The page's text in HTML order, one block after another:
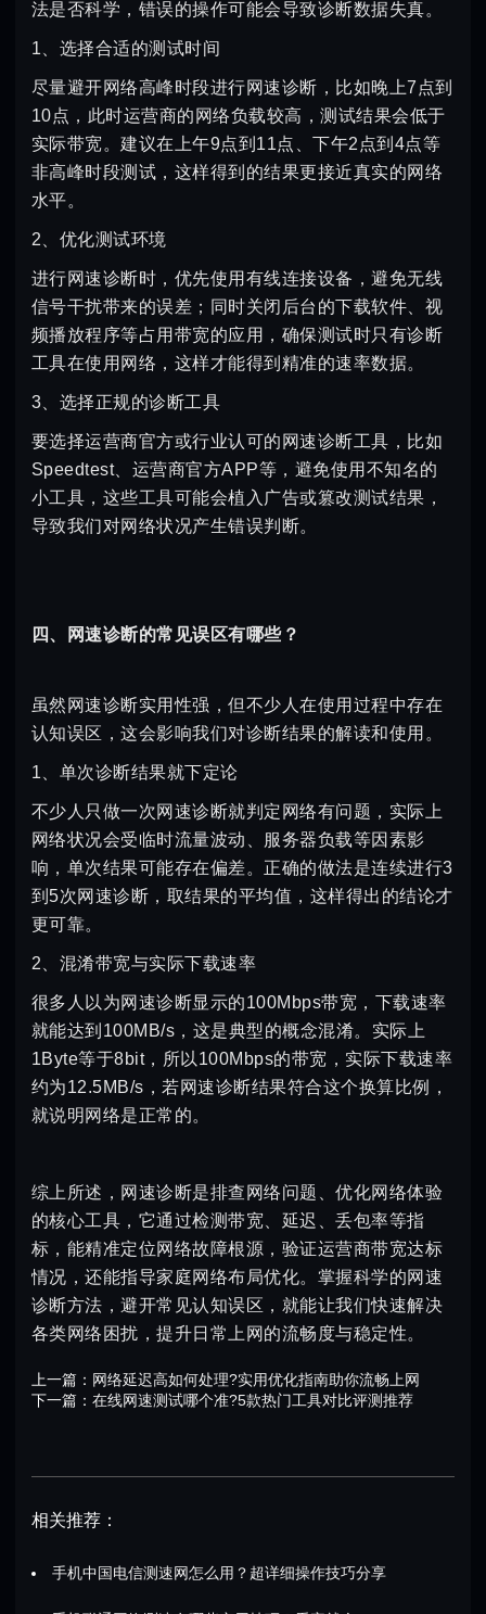
法是否科学，错误的操作可能会导致诊断数据失真。
1、选择合适的测试时间
尽量避开网络高峰时段进行网速诊断，比如晚上7点到
10点，此时运营商的网络负载较高，测试结果会低于
实际带宽。建议在上午9点到11点、下午2点到4点等
非高峰时段测试，这样得到的结果更接近真实的网络
水平。
2、优化测试环境
进行网速诊断时，优先使用有线连接设备，避免无线
信号干扰带来的误差；同时关闭后台的下载软件、视
频播放程序等占用带宽的应用，确保测试时只有诊断
工具在使用网络，这样才能得到精准的速率数据。
3、选择正规的诊断工具
要选择运营商官方或行业认可的网速诊断工具，比如
Speedtest、运营商官方APP等，避免使用不知名的
小工具，这些工具可能会植入广告或篡改测试结果，
导致我们对网络状况产生错误判断。
四、网速诊断的常见误区有哪些？
虽然网速诊断实用性强，但不少人在使用过程中存在
认知误区，这会影响我们对诊断结果的解读和使用。
1、单次诊断结果就下定论
不少人只做一次网速诊断就判定网络有问题，实际上
网络状况会受临时流量波动、服务器负载等因素影
响，单次结果可能存在偏差。正确的做法是连续进行3
到5次网速诊断，取结果的平均值，这样得出的结论才
更可靠。
2、混淆带宽与实际下载速率
很多人以为网速诊断显示的100Mbps带宽，下载速率
就能达到100MB/s，这是典型的概念混淆。实际上
1Byte等于8bit，所以100Mbps的带宽，实际下载速率
约为12.5MB/s，若网速诊断结果符合这个换算比例，
就说明网络是正常的。
综上所述，网速诊断是排查网络问题、优化网络体验
的核心工具，它通过检测带宽、延迟、丢包率等指
标，能精准定位网络故障根源，验证运营商带宽达标
情况，还能指导家庭网络布局优化。掌握科学的网速
诊断方法，避开常见认知误区，就能让我们快速解决
各类网络困扰，提升日常上网的流畅度与稳定性。
上一篇： 网络延迟高如何处理?实用优化指南助你流畅上网
下一篇： 在线网速测试哪个准?5款热门工具对比评测推荐
相关推荐：
手机中国电信测速网怎么用？超详细操作技巧分享